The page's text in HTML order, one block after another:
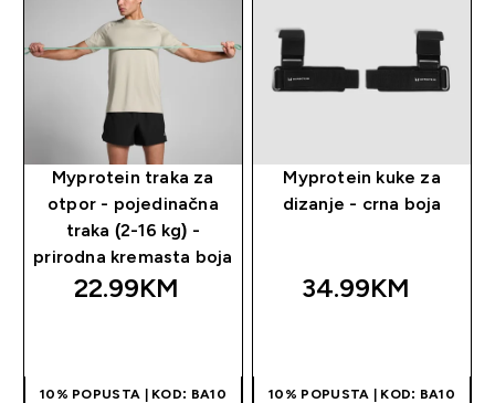
Myprotein traka za
otpor - pojedinačna
traka (2-16 kg) -
prirodna kremasta boja
22.99KM‎
10% POPUSTA | KOD: BA10
Myprotein kuke za
dizanje - crna boja
34.99KM‎
10% POPUSTA | KOD: BA10